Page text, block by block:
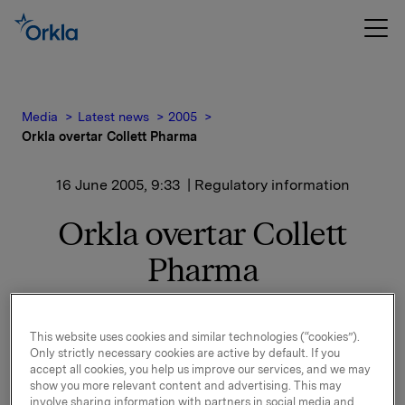
Media Latest news
2005
Orkla overtar Collett Pharma
16 June 2005, 9:33 | Regulatory information
Orkla overtar Collett
Pharma
Equity Fund (FPEF), som for halvannet år siden
kjøpte selskapet fra Nycomed Pharma. FPEF har også
overtatt Pronova Biocare fra Norsk Hydro. Som en del
av transaksjonen overtar Orkla Pronovas europeiske
This website uses cookies and similar technologies (“cookies”).
Only strictly necessary cookies are active by default. If you
accept all cookies, you help us improve our services, and we may
show you more relevant content and advertising. This may
involve sharing information with partners in social media and